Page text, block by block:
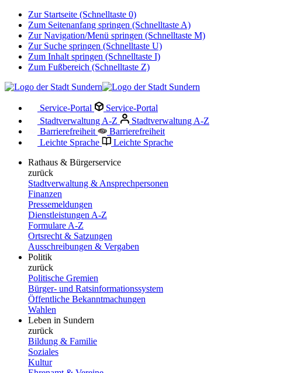
Zur Startseite (Schnelltaste 0)
Zum Seitenanfang springen (Schnelltaste A)
Zur Navigation/Menü springen (Schnelltaste M)
Zur Suche springen (Schnelltaste U)
Zum Inhalt springen (Schnelltaste I)
Zum Fußbereich (Schnelltaste Z)
Service-Portal
Service-Portal
Stadtverwaltung A-Z
Stadtverwaltung A-Z
Barrierefreiheit
Barrierefreiheit
Leichte Sprache
Leichte Sprache
Rathaus & Bürgerservice
zurück
Stadtverwaltung & Ansprechpersonen
Finanzen
Pressemeldungen
Dienstleistungen A-Z
Formulare A-Z
Ortsrecht & Satzungen
Ausschreibungen & Vergaben
Politik
zurück
Politische Gremien
Bürger- und Ratsinformationssystem
Öffentliche Bekanntmachungen
Wahlen
Leben in Sundern
zurück
Bildung & Familie
Soziales
Kultur